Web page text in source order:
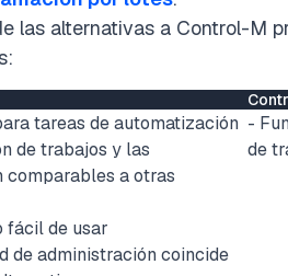
las alternativas a Control-M
tareas de automatización
de trabajos y las
comparables a otras
fácil de usar
de administración coincide
-
de